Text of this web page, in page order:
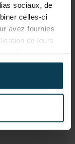
sociaux, de
celles-ci
avez fournies
de leurs
?
a